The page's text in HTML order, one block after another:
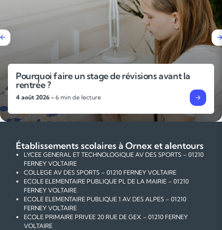
L’importance des gammes et des exercices
techniques pour progresser en musique
31 juillet 2026 -6 min de lecture
Établissements scolaires à Ornex et alentours
LYCEE GENERAL ET TECHNOLOGIQUE AV DES SPORTS – 01210
FERNEY VOLTAIRE
COLLEGE AV DES SPORTS – 01210 FERNEY VOLTAIRE
ECOLE ELEMENTAIRE PUBLIQUE PL DE LA MAIRIE – 01210
FERNEY VOLTAIRE
ECOLE ELEMENTAIRE PUBLIQUE 1 AV DES ALPES – 01210
FERNEY VOLTAIRE
ECOLE PRIMAIRE PRIVEE 20 RUE DE GEX – 01210 FERNEY
VOLTAIRE